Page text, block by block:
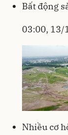
Bất động
03:00, 13/
Nhiều cơ